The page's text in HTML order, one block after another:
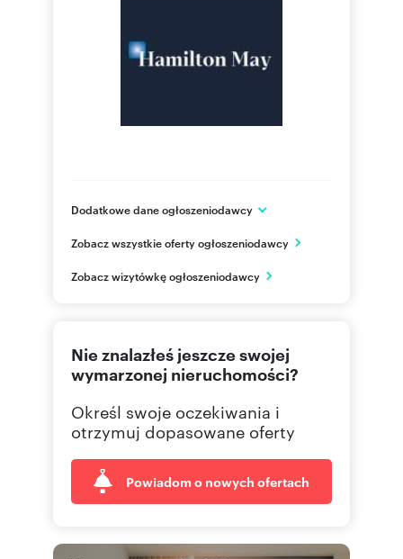
Dodatkowe dane ogłoszeniodawcy
Kraków
PL
Zobacz wszystkie oferty ogłoszeniodawcy
Zobacz wizytówkę ogłoszeniodawcy
Nie znalazłeś jeszcze swojej
wymarzonej nieruchomości?
Określ swoje oczekiwania i
otrzymuj dopasowane oferty
Powiadom o nowych ofertach